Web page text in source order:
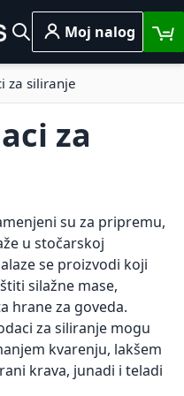
Pretraga
Moj nalog
za siliranje
za
su za pripremu,
u stočarskoj
se proizvodi koji
silažne mase,
hrane za goveda.
za siliranje mogu
kvarenju, lakšem
krava, junadi i teladi